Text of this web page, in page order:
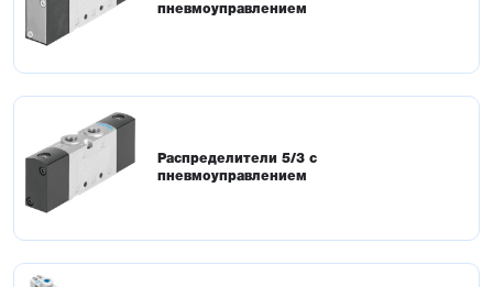
пневмоуправлением
Распределители 5/3 с
пневмоуправлением